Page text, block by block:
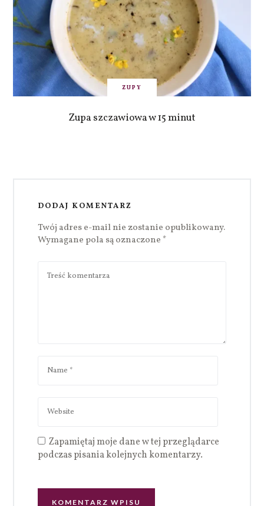
ZUPY
Zupa szczawiowa w 15 minut
DODAJ KOMENTARZ
Twój adres e-mail nie zostanie opublikowany.
Wymagane pola są oznaczone *
Zapamiętaj moje dane w tej przeglądarce
podczas pisania kolejnych komentarzy.